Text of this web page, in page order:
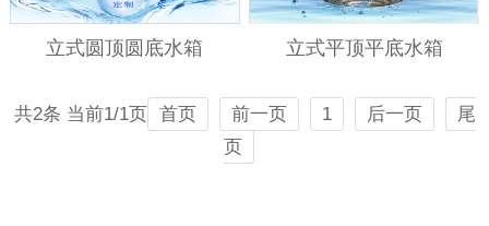
立式圆顶圆底水箱 立式平顶平底水箱
共2条 当前1/1页 首页 前一页 1 后一页
尾
页